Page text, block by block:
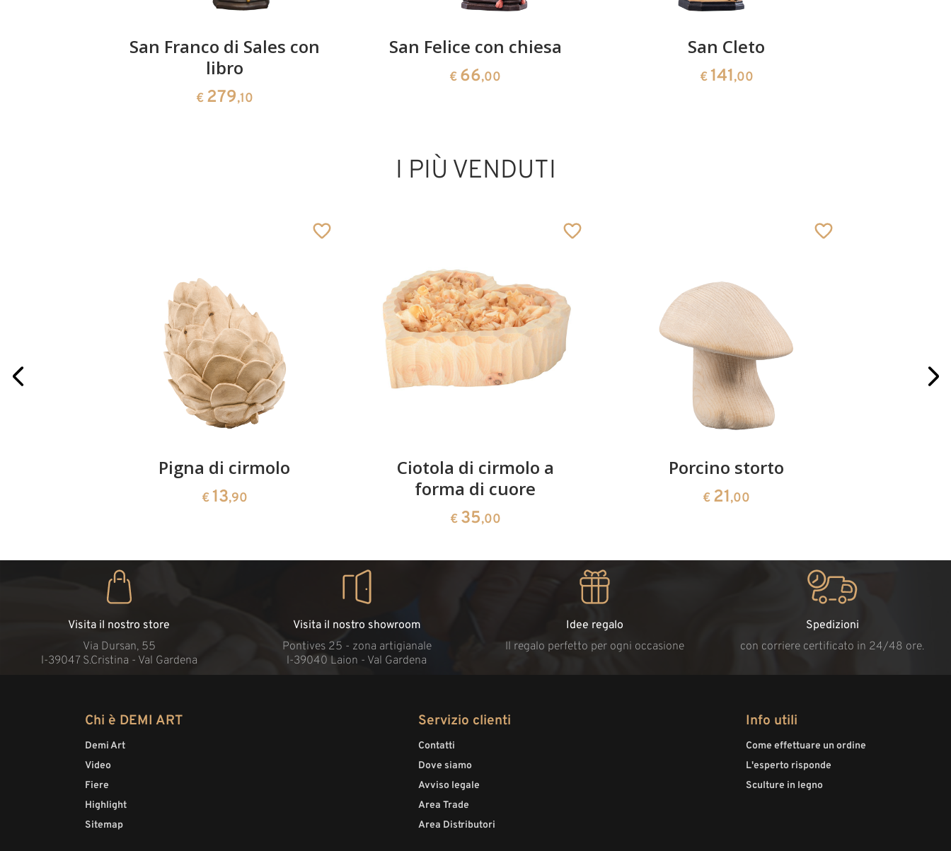
San Franco di Sales con
libro
€ 279,10
San Felice con chiesa
€ 66,00
San Cleto
€ 141,00
I PIÙ VENDUTI
Pigna di cirmolo
€ 13,90
Ciotola di cirmolo a
forma di cuore
€ 35,00
Porcino storto
€ 21,00
Visita il nostro store
Via Dursan, 55
l-39047 S.Cristina - Val Gardena
Visita il nostro showroom
Pontives 25 - zona artigianale
l-39040 Laion - Val Gardena
Idee regalo
Il regalo perfetto per ogni occasione
Spedizioni
con corriere certificato in 24/48 ore.
Chi è DEMI ART
Demi Art
Video
Fiere
Highlight
Sitemap
Servizio clienti
Contatti
Dove siamo
Avviso legale
Area Trade
Area Distributori
Info utili
Come effettuare un ordine
L'esperto risponde
Sculture in legno